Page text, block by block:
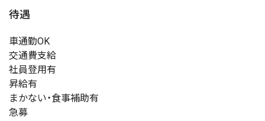
待遇
車通勤OK
交通費支給
社員登用有
昇給有
まかない・食事補助有
急募